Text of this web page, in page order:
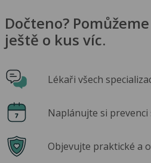
Dočteno?
ještě o kus víc.
Lékaři všech
Naplánujte si
Objevujte praktické a